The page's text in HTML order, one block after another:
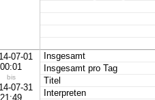
07-01
00:01
bis
07-31
21:49
Insgesamt
Insgesamt pro Tag
Titel
Interpreten